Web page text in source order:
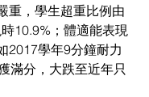
重，學生超重比例由
10.9%；體適能表現
2017學年9分鐘耐力
滿分，大跌至近年只